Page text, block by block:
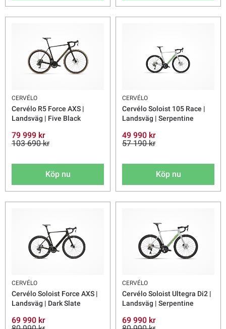
CERVÉLO
Cervélo R5 Force AXS |
Landsväg | Five Black
79 999 kr
103 690 kr
Köp nu
CERVÉLO
Cervélo Soloist 105 Race |
Landsväg | Serpentine
49 990 kr
57 190 kr
Köp nu
CERVÉLO
Cervélo Soloist Force AXS |
Landsväg | Dark Slate
69 990 kr
CERVÉLO
Cervélo Soloist Ultegra Di2 |
Landsväg | Serpentine
69 990 kr